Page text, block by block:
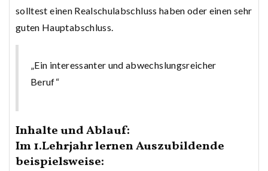
solltest einen Realschulabschluss haben oder einen sehr
guten Hauptabschluss.
„Ein interessanter und abwechslungsreicher
Beruf“
Inhalte und Ablauf:
Im 1.Lehrjahr lernen Auszubildende
beispielsweise: